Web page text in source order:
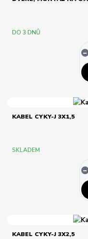
DO 3 DNŮ
KABEL CYKY-J 3X1,5
SKLADEM
KABEL CYKY-J 3X2,5